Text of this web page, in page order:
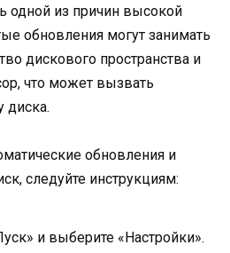
одной из причин высокой
обновления могут занимать
дискового пространства и
что может вызвать
диска.
обновления и
следуйте инструкциям:
и выберите «Настройки».